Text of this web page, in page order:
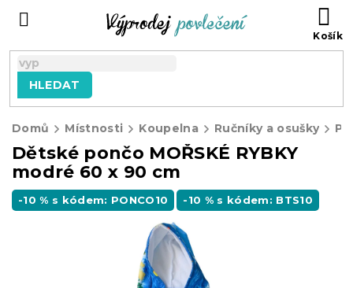
HLEDAT
Domů Místnosti Koupelna Ručníky a osušky
Dětské pončo MOŘSKÉ RYBKY
modré 60 x 90 cm
-10 % s kódem: PONCO10 -10 % s kódem: BTS10